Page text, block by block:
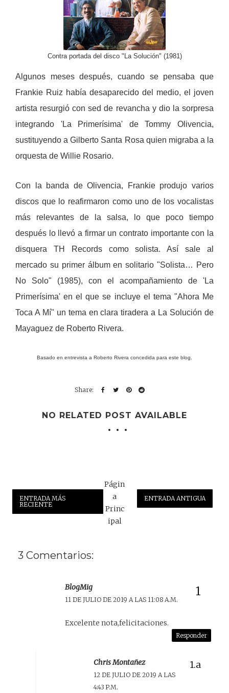
Contra portada del disco "La Solución" (1981)
Algunos meses después, cuando se pensaba que
Frankie Ruiz había desaparecido del medio, el joven
artista resurgió con sed de revancha y dio la sorpresa
integrando 'La Primerísima' de Tommy Olivencia,
sustituyendo a Gilberto Santa Rosa quien migraba a la
orquesta de Willie Rosario.
Con la banda de Olivencia, Frankie produjo varios
discos que lo reafirmaron como uno de los vocalistas
más relevantes de la salsa, lo que poco tiempo
después lo llevó a firmar un contrato importante con la
disquera TH Records como solista. Así sale al
mercado su primer álbum en solitario "Solista… Pero
No Solo" (1985), con el acompañamiento de 'La
Primerísima' en el que se incluye el tema "Ahora Me
Toca A Mí" un tema en clara tiradera a La Solución de
Mayaguez de Roberto Rivera.
Basado en entrevista a Roberto Rivera concedida para este blog.
NO RELATED POST AVAILABLE
ENTRADA MÁS
RECIENTE
ENTRADA ANTIGUA
Págin
a
Princ
ipal
3 Comentarios:
BlogMig
11 DE JULIO DE 2019 A LAS 11:08 A.M.
Excelente nota,felicitaciones.
Responder
Chris Montañez
12 DE JULIO DE 2019 A LAS
4:43 P.M.